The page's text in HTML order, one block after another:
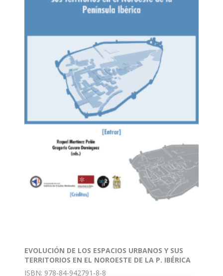
EVOLUCIÓN DE LOS ESPACIOS URBANOS Y SUS
TERRITORIOS EN EL NOROESTE DE LA P. IBÉRICA
ISBN: 978-84-942791-8-8